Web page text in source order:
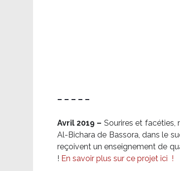
– – – – –
Avril 2019 – Sourires et facéties,
Al-Bichara de Bassora, dans le
reçoivent un enseignement de
! En savoir plus sur ce projet ici !